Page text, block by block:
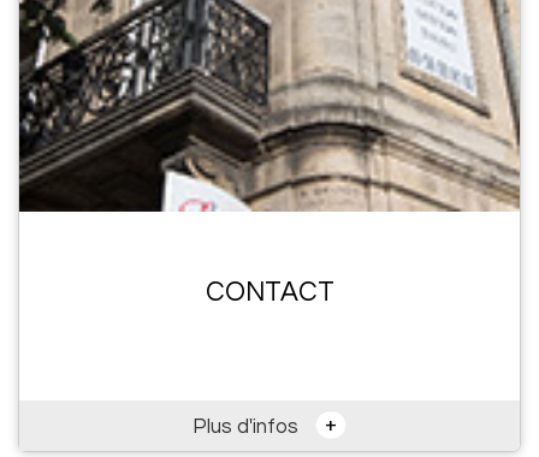
CONTACT
Plus d'infos +